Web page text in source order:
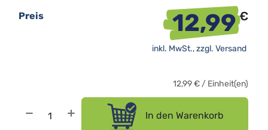
In den Warenkorb
Preis 12,99€
inkl. MwSt., zzgl. Versand
12,99€ / Einheit(en)